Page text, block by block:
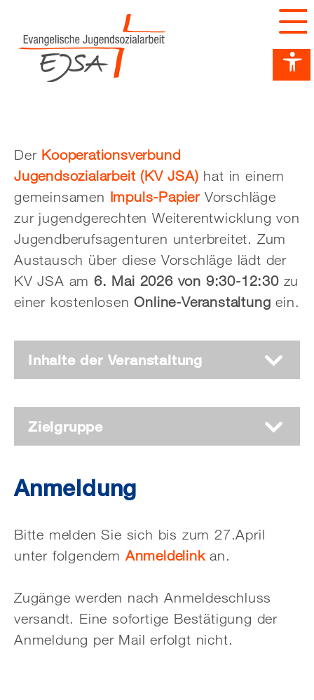
Barrierefreiheit Dashboard öffnen
Hauptnavigation anzeigen
zum Inhalt springen
Tastenkombinationen anzeigen
Der Kooperationsverbund
Jugendsozialarbeit (KV JSA) hat in einem
gemeinsamen Impuls-PapierVorschläge
zur jugendgerechten Weiterentwicklung von
Jugendberufsagenturen unterbreitet. Zum
Austausch über diese Vorschläge lädt der
KV JSA am6. Mai 2026 von 9:30-12:30zu
einer kostenlosenOnline-Veranstaltung ein.
Inhalte der Veranstaltung
Zielgruppe
Anmeldung
Bitte melden Sie sich bis zum 27.April
unter folgendem Anmeldelinkan.
Zugänge werden nach Anmeldeschluss
versandt. Eine sofortige Bestätigung der
Anmeldung per Mail erfolgt nicht.